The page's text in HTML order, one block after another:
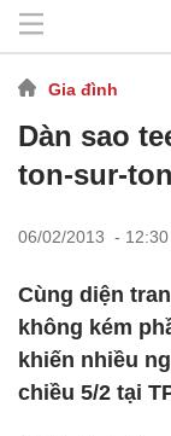
Gia đình
Dàn sao
ton-sur-ton
06/02/2013 - 12:30
Cùng diện
không kém
khiến nhiều
chiều 5/2 tại